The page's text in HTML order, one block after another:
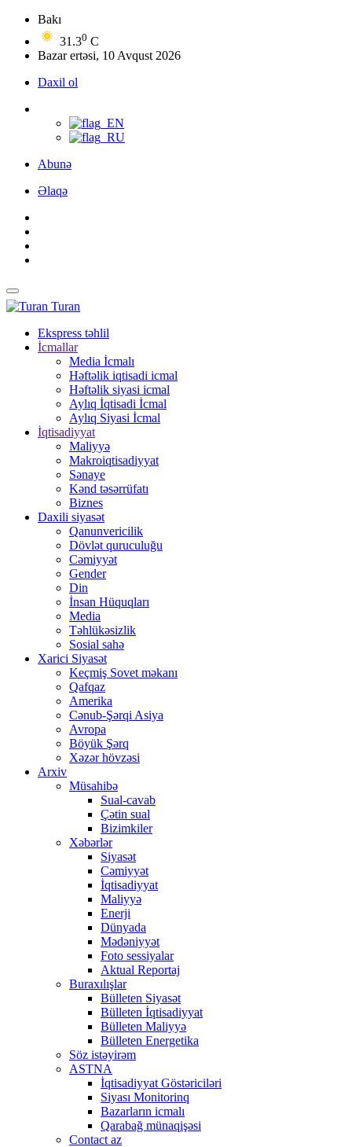
Bakı
31.30 C
Bazar ertəsi, 10 Avqust 2026
Daxil ol
Abunə
Əlaqə
Turan
Ekspress təhlil
İcmallar
Media İcmalı
Həftəlik iqtisadi icmal
Həftəlik siyasi icmal
Aylıq İqtisadi İcmal
Aylıq Siyasi İcmal
İqtisadiyyat
Maliyyə
Makroiqtisadiyyat
Sənaye
Kənd təsərrüfatı
Biznes
Daxili siyasət
Qanunvericilik
Dövlət quruculuğu
Cəmiyyət
Gender
Din
İnsan Hüquqları
Media
Təhlükəsizlik
Sosial sahə
Xarici Siyasət
Keçmiş Sovet məkanı
Qafqaz
Amerika
Cənub-Şərqi Asiya
Avropa
Böyük Şərq
Xəzər hövzəsi
Arxiv
Müsahibə
Sual-cavab
Çətin sual
Bizimkiler
Xəbərlər
Siyasət
Cəmiyyət
İqtisadiyyat
Maliyyə
Enerji
Dünyada
Mədəniyyət
Foto sessiyalar
Aktual Reportaj
Buraxılışlar
Bülleten Siyasət
Bülleten İqtisadiyyat
Bülleten Maliyyə
Bülleten Energetika
Söz istəyirəm
ASTNA
İqtisadiyyat Göstəriciləri
Siyası Monitorinq
Bazarların icmalı
Qarabağ münaqişəsi
Contact az